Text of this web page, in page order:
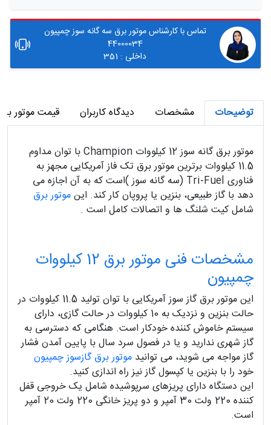
تماس با کارشناس موتور برق سه گانه سوز چمپیون
44000034
داخلی : 351
توضیحات مشخصات دیدگاه کاربران قیمت موتور برق گازسوز 12
موتور برق گانه سوز 12 کیلووات Champion با توان مداوم
11.5 کیلووات برترین موتور برق تک فاز آمریکایی مجهز به
فناوری Tri-Fuel (سه گانه سوز )است که به آن اجازه می
دهد با گاز طبیعی، بنزین یا پروپان کار کند. اینموتور برق
شامل کیت شلنگ ها و اتصالات کامل است .
مشخصات فنی موتور برق 12 کیلووات
چمپیون
این موتور برق گاز سوز آمریکایی با توان تولید 11.5 کیلووات در
حالت بنزین و نزدیک به 10 کیلووات در حالت گازی، دارای
سیستم خاموش کننده خودکار است. هنگامی که دسترسی به
گاز شهری ندارید و یا در فصول سرد سال با پایین آمدن فشار
گاز مواجه می شوید، می توانید موتور برق گازسوز چمپیون
خود را با بنزین یا کپسول گاز نیز راه اندازی کنید.
این دستگاه دارای پریزهای سرپوشیده شامل یک خروجی قفل
کننده 220 ولت 30 آمپر و دو پریز خانگی 220 ولت 20 آمپر
است.